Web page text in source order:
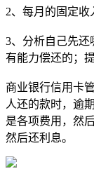
2、每月的固定收
3、分析自己先还
有能力偿还的；
商业银行信用卡
人还的款时，逾
是各项费用，然
然后还利息。